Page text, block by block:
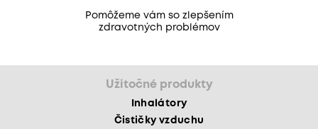
Pomôžeme vám so zlepšením
zdravotných problémov
Užitočné produkty
Inhalátory
Čističky vzduchu